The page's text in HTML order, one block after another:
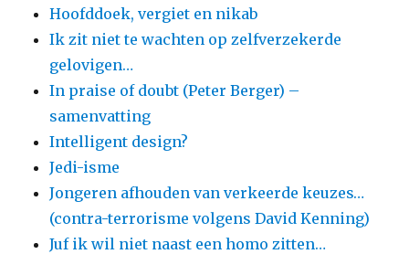
Hoofddoek, vergiet en nikab
Ik zit niet te wachten op zelfverzekerde
gelovigen…
In praise of doubt (Peter Berger) –
samenvatting
Intelligent design?
Jedi-isme
Jongeren afhouden van verkeerde keuzes…
(contra-terrorisme volgens David Kenning)
Juf ik wil niet naast een homo zitten…